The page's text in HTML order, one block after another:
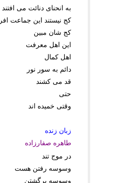
به انحناى دنائت مى افتند
کج نیستند این جماعت افرا
کج شان مبین
این اهل معرفت
اهل کمال
دائم به سور نور
قد مى کشند
حتى
وقتى خمیده اند
زبان زنده
طاهره صفارزاده
در موج تند
وسوسه رفتن هست
وسوسه برگشتن